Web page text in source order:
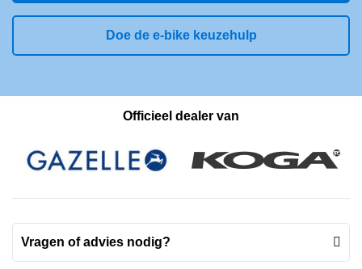
Doe de e-bike keuzehulp
Officieel dealer van
Vragen of advies nodig?